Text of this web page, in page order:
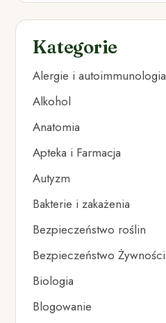
Kategorie
Alergie i autoimmunologia
Alkohol
Anatomia
Apteka i Farmacja
Autyzm
Bakterie i zakażenia
Bezpieczeństwo roślin
Bezpieczeństwo Żywności
Biologia
Blogowanie